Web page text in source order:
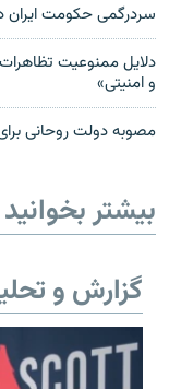
سردرگمی حکومت ایران
دلایل ممنوعیت
و امنیتی»
مصوبه دولت روحانی
بیشتر بخوانید
گزارش و